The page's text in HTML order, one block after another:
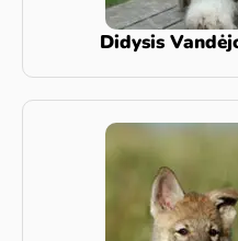
Didysis